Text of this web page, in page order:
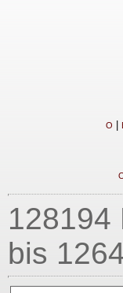
O
128194
bis